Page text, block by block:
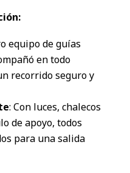
equipo de guías
en todo
recorrido seguro y
: Con luces, chalecos
de apoyo, todos
para una salida